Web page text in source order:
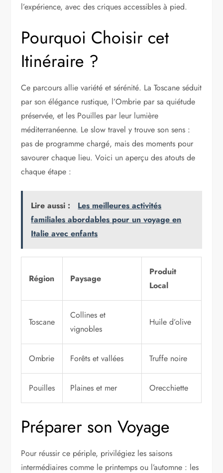
l’expérience, avec des criques accessibles à pied.
Pourquoi Choisir cet
Itinéraire ?
Ce parcours allie variété et sérénité. La Toscane séduit
par son élégance rustique, l’Ombrie par sa quiétude
préservée, et les Pouilles par leur lumière
méditerranéenne. Le slow travel y trouve son sens :
pas de programme chargé, mais des moments pour
savourer chaque lieu. Voici un aperçu des atouts de
chaque étape :
Lire aussi :
Les meilleures activités
familiales abordables pour un voyage en
Italie avec enfants
Région Paysage
Produit
Local
Toscane
Collines et
vignobles
Huile d’olive
Ombrie Forêts et vallées Truffe noire
Pouilles Plaines et mer Orecchiette
Préparer son Voyage
Pour réussir ce périple, privilégiez les saisons
intermédiaires comme le printemps ou l’automne : les